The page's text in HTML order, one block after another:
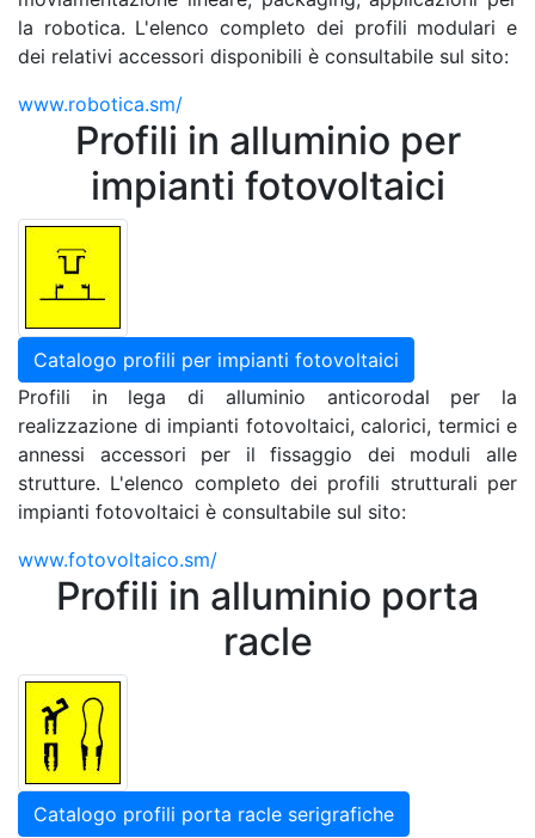
la robotica. L'elenco completo dei profili modulari e
dei relativi accessori disponibili è consultabile sul sito:
www.robotica.sm/
Profili in alluminio per
impianti fotovoltaici
Catalogo profili per impianti fotovoltaici
Profili in lega di alluminio anticorodal per la
realizzazione di impianti fotovoltaici, calorici, termici e
annessi accessori per il fissaggio dei moduli alle
strutture. L'elenco completo dei profili strutturali per
impianti fotovoltaici è consultabile sul sito:
www.fotovoltaico.sm/
Profili in alluminio porta
racle
Catalogo profili porta racle serigrafiche